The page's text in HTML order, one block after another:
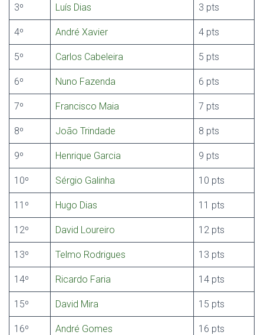
3º Luís Dias 3 pts
4º André Xavier 4 pts
5º Carlos Cabeleira 5 pts
6º Nuno Fazenda 6 pts
7º Francisco Maia 7 pts
8º João Trindade 8 pts
9º Henrique Garcia 9 pts
10º Sérgio Galinha 10 pts
11º Hugo Dias 11 pts
12º David Loureiro 12 pts
13º Telmo Rodrigues 13 pts
14º Ricardo Faria 14 pts
15º David Mira 15 pts
16º André Gomes 16 pts